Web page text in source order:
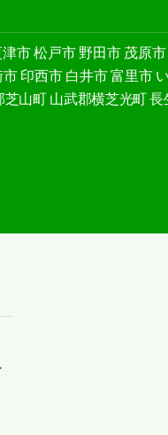
市 松戸市 野田市 茂原市
市 印西市 白井市 富里市
芝山町 山武郡横芝光町 長